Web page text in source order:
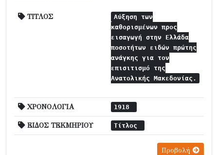
ΤΙΤΛΟΣ
Αύξηση των
καθορισμένων προς
εισαγωγή στην Ελλάδα
ποσοτήτων ειδών πρώτης
ανάγκης για τον
επισιτισμό της
Ανατολικής Μακεδονίας.
ΧΡΟΝΟΛΟΓΙΑ 1918
ΕΙΔΟΣ ΤΕΚΜΗΡΙΟΥ Τίτλος
Προβολή